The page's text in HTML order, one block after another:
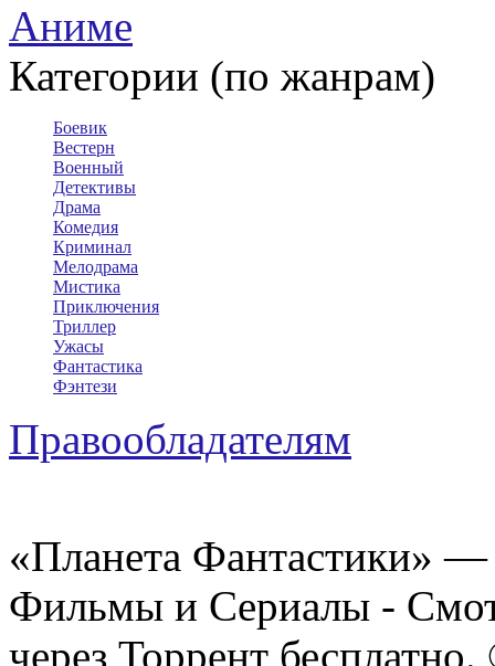
Аниме
Категории (по жанрам)
Боевик
Вестерн
Военный
Детективы
Драма
Комедия
Криминал
Мелодрама
Мистика
Приключения
Триллер
Ужасы
Фантастика
Фэнтези
Правообладателям
«Планета Фантастики»
Фильмы и Сериалы -
через Торрент